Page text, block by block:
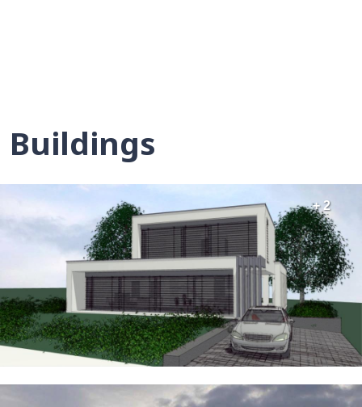
Buildings
+ 2